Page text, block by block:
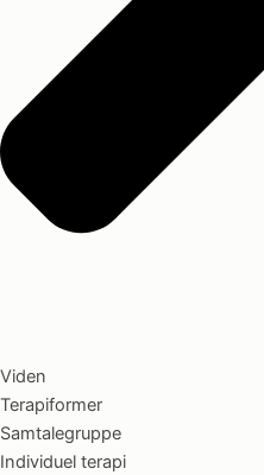
Viden
Terapiformer
Samtalegruppe
Individuel terapi